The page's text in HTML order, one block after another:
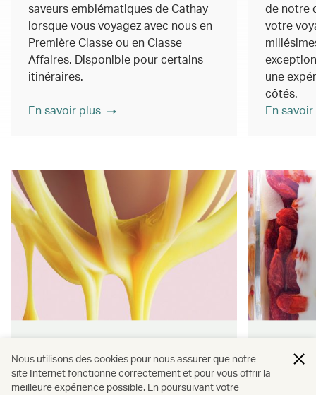
saveurs emblématiques de Cathay
lorsque vous voyagez avec nous en
Première Classe ou en Classe
Affaires. Disponible pour certains
itinéraires.
En savoir plus
de notre
votre
une
côtés.
En
Savourez des en-cas et des repas
durable
Nous utilisons des cookies pour nous assurer que notre
site Internet fonctionne correctement et pour vous offrir la
meilleure expérience possible. En poursuivant votre